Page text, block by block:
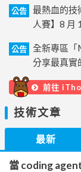
公告
最熱血的技
人賽】8 月
公告
全新專區「
分享最真實
前往
技術文章
最新
當 coding